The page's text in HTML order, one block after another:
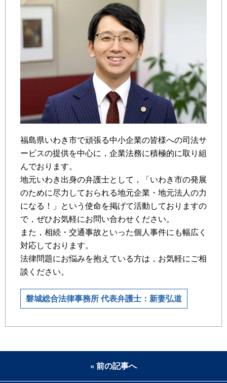
福島県いわき市で頑張る中小企業の皆様への司法サ
ービスの提供を中心に，企業法務に積極的に取り組
んでおります。
地元いわき出身の弁護士として，「いわき市の発展
のために尽力しておられる地元企業・地元法人の力
になる！」という使命を掲げて活動しておりますの
で，ぜひお気軽にお問い合わせください。
また，相続・交通事故といった個人事件にも幅広く
対応しております。
法律問題にお悩みを抱えている方は，お気軽にご相
談ください。
磐城総合法律事務所 代表弁護士：新妻弘道
« 前の記事へ